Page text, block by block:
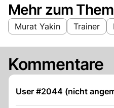
Mehr zum
Murat Yakin Trainer
Kommentare
User #2044 (nicht